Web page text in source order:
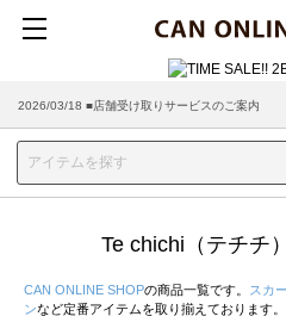
2026/08/04 ■8/13(木)AM2:00～サイトメンテナン
2026/03/18 ■店舗受け取りサービスのご案内
Te chichi（テチチ
CAN ONLINE SHOPの商品一覧です。 スカ
ンなど定番アイテムを取り揃えております。